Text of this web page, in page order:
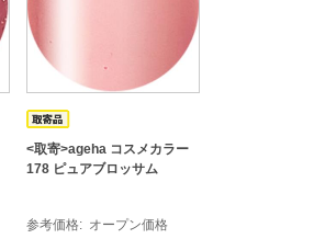
<取寄>ageha コスメカラー
178 ピュアブロッサム
参考価格 オープン価格